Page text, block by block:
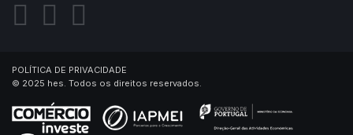
POLÍTICA DE PRIVACIDADE
© 2025 hes. Todos os direitos reservados.